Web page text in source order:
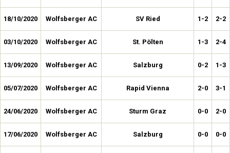
18/10/2020 Wolfsberger AC SV Ried 1-2 2-2
03/10/2020 Wolfsberger AC St. Pölten 1-3 2-4
13/09/2020 Wolfsberger AC Salzburg 0-2 1-3
05/07/2020 Wolfsberger AC Rapid Vienna 2-0 3-1
24/06/2020 Wolfsberger AC Sturm Graz 0-0 2-0
17/06/2020 Wolfsberger AC Salzburg 0-0 0-0